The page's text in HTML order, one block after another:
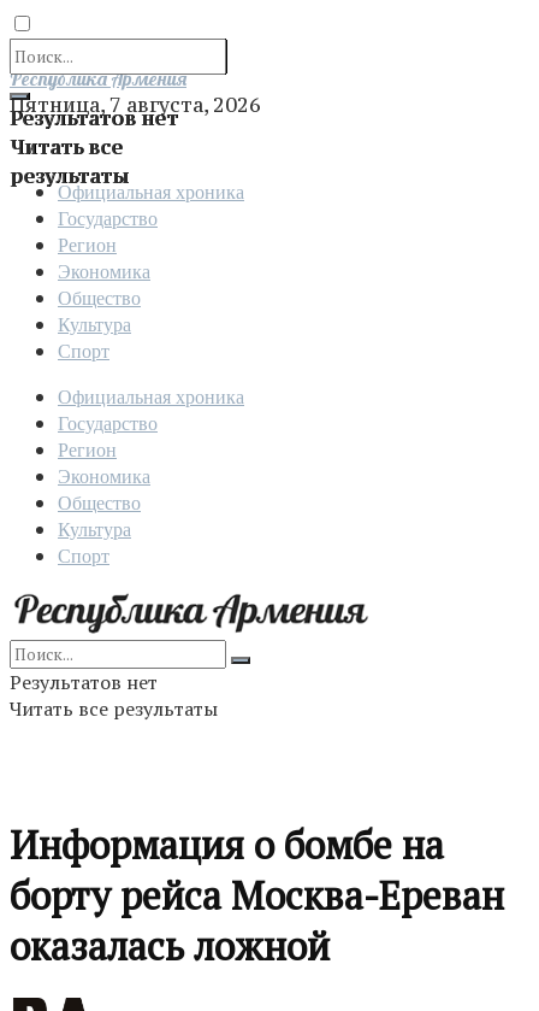
Результатов нет
Читать все
результаты
Отправить
Республика Армения
Пятница, 7 августа, 2026
Официальная хроника
Государство
Регион
Экономика
Общество
Культура
Спорт
Официальная хроника
Государство
Регион
Экономика
Общество
Культура
Спорт
Результатов нет
Читать все результаты
Информация о бомбе на
борту рейса Москва-Ереван
оказалась ложной